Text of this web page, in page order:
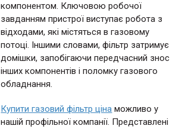
компонентом. Ключовою робочої
завданням пристрої виступає робота з
відходами, які містяться в газовому
потоці. Іншими словами, фільтр затримує
домішки, запобігаючи передчасний знос
інших компонентів і поломку газового
обладнання.
Купити газовий фільтр ціна можливо у
нашій профільної компанії. Представлені